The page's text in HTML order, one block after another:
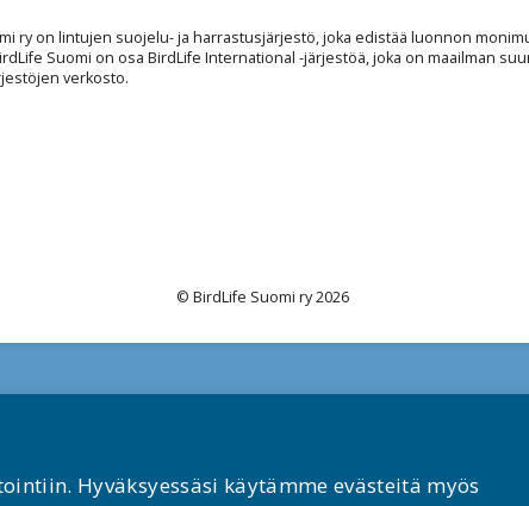
ry on lintujen suojelu- ja harrastusjärjestö, joka edistää luonnon
Suomi on osa BirdLife International -järjestöä, joka on maailman
verkosto.
© BirdLife Suomi ry 2026
Hyväksyessäsi käytämme evästeitä myös